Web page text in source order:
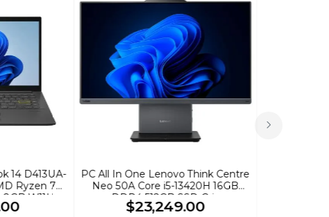
14 D413UA-
Ryzen 7
W11H
00
PC All In One Lenovo Think Centre
Neo 50A Core i5-13420H 16GB
DDR4 512GB SSD Gris
$23,249.00